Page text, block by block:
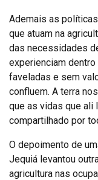
Ademais as
que atuam na
das necessidades
experienciam
faveladas e sem
confluem. A terra
que as vidas que ali
compartilhado por
O depoimento de
Jequiá levantou
agricultura nas